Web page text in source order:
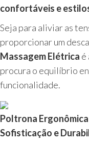
confortáveis e
Seja para aliviar as
proporcionar um
Massagem Elétrica é
procura o equilíbrio
funcionalidade.
Poltrona
Sofisticação e